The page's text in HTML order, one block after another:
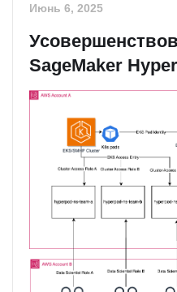
Июнь 6, 2025
SageMaker